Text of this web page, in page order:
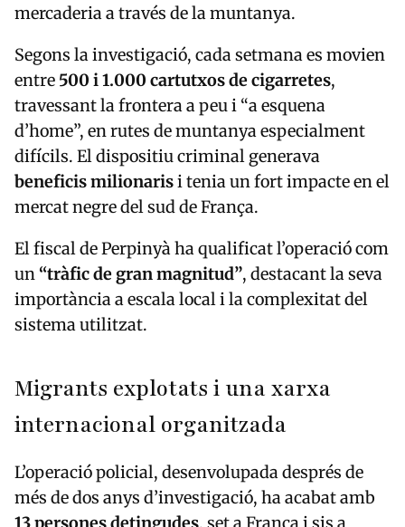
mercaderia a través de la muntanya.
Segons la investigació, cada setmana es movien
entre 500 i 1.000 cartutxos de cigarretes,
travessant la frontera a peu i “a esquena
d’home”, en rutes de muntanya especialment
difícils. El dispositiu criminal generava
beneficis milionarisi tenia un fort impacte en el
mercat negre del sud de França.
El fiscal de Perpinyà ha qualificat l’operació com
un “tràfic de gran magnitud”, destacant la seva
importància a escala local i la complexitat del
sistema utilitzat.
Migrants explotats i una xarxa
internacional organitzada
L’operació policial, desenvolupada després de
més de dos anys d’investigació, ha acabat amb